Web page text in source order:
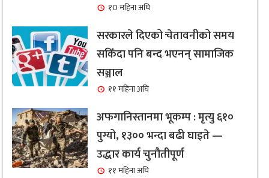
१0 महिना अघि
सरकारले दिएको चेतावनीको समय
सकिँदा पनि बन्द भएनन् सामाजिक
सञ्जाल
११ महिना अघि
अफगानिस्तानमा भूकम्प : मृत्यु ६१०
पुग्यो, १३०० भन्दा बढी घाइते —
उद्धार कार्य चुनौतीपूर्ण
११ महिना अघि